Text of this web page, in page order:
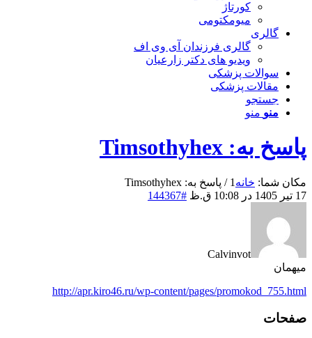
کورتاژ
میومکتومی
گالری
گالری فرزندان آی وی اف
ویدیو های دکتر زارعیان
سوالات پزشکی
مقالات پزشکی
جستجو
منو منو
پاسخ به: Timsothyhex
مکان شما: خانه 1
/ پاسخ به: Timsothyhex
17 تیر 1405 در 10:08 ق.ظ
#144367
Calvinvot
میهمان
http://apr.kiro46.ru/wp-content/pages/promokod_755.html
صفحات